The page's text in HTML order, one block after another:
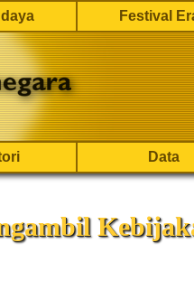
Festival
Data